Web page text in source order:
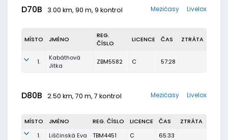
D70B 3.00 km, 90 m, 9 kontrol Livelox
Mezičasy
MÍSTO JMÉNO
REG.
ČÍSLO
LICENCE ČAS ZTRÁTA
1.
Kabáthová
Jitka
ZBM5582 C 57:28
D80B 2.50 km, 70 m, 7 kontrol Livelox
Mezičasy
MÍSTO JMÉNO REG. ČÍSLO LICENCE ČAS
ZTRÁTA
1.
Liščinská Eva TBM4451 C 65:33